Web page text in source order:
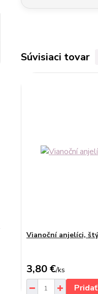
Súvisiaci tovar
Vianoční anjelíci,
3,80 €/ks